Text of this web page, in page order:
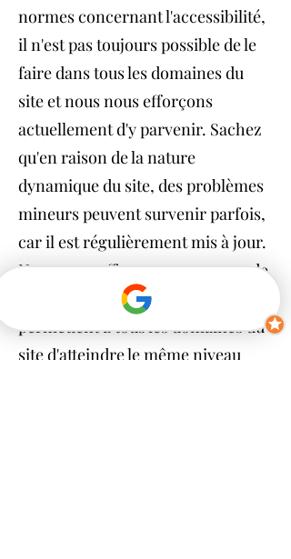
normes concernant l'accessibilité,
il n'est pas toujours possible de le
faire dans tous les domaines du
site et nous nous efforçons
actuellement d'y parvenir. Sachez
qu'en raison de la nature
dynamique du site, des problèmes
mineurs peuvent survenir parfois,
car il est régulièrement mis à jour.
Nous nous efforçons sans cesse de
rechercher des solutions qui
permettent à tous les domaines du
site d'atteindre le même niveau